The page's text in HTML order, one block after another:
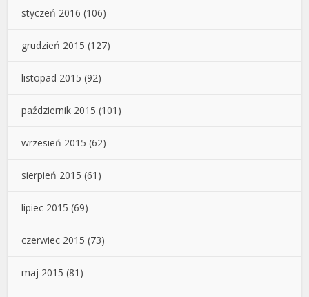
styczeń 2016 (106)
grudzień 2015 (127)
listopad 2015 (92)
październik 2015 (101)
wrzesień 2015 (62)
sierpień 2015 (61)
lipiec 2015 (69)
czerwiec 2015 (73)
maj 2015 (81)